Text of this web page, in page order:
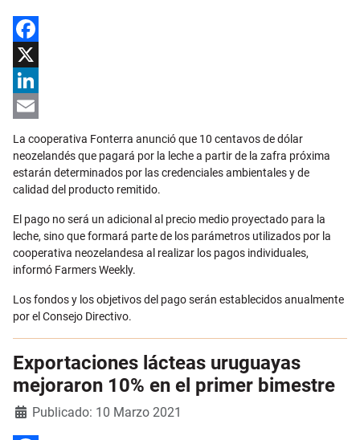
Facebook
X
LinkedIn
La cooperativa Fonterra anunció que 10 centavos de dólar
neozelandés que pagará por la leche a partir de la zafra próxima
estarán determinados por las credenciales ambientales y de
calidad del producto remitido.
El pago no será un adicional al precio medio proyectado para la
leche, sino que formará parte de los parámetros utilizados por la
cooperativa neozelandesa al realizar los pagos individuales,
informó Farmers Weekly.
Los fondos y los objetivos del pago serán establecidos anualmente
por el Consejo Directivo.
Exportaciones lácteas uruguayas
mejoraron 10% en el primer bimestre
DetallesPublicado: 10 Marzo 2021